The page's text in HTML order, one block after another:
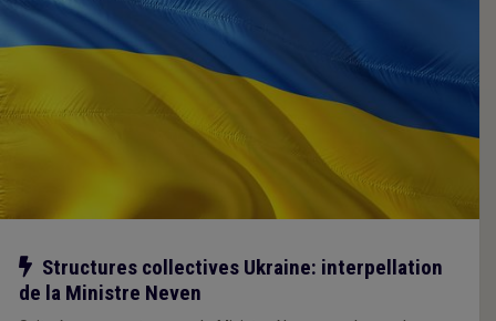
Notre action
Structures collectives Ukraine: interpellation
de la Ministre Neven